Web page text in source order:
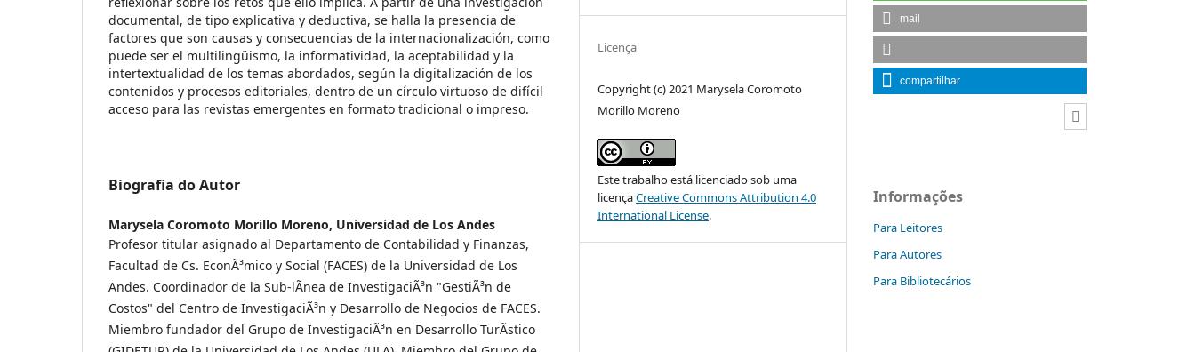
documental, de tipo explicativa y deductiva, se halla la presencia de
factores que son causas y consecuencias de la internacionalización, como
puede ser el multilingüismo, la informatividad, la aceptabilidad y la
intertextualidad de los temas abordados, según la digitalización de los
contenidos y procesos editoriales, dentro de un círculo virtuoso de difícil
acceso para las revistas emergentes en formato tradicional o impreso.
Biografia do Autor
Marysela Coromoto Morillo Moreno, Universidad de Los Andes
Profesor titular asignado al Departamento de Contabilidad y Finanzas,
Facultad de Cs. EconÃ³mico y Social (FACES) de la Universidad de Los
Andes. Coordinador de la Sub-lÃ­nea de InvestigaciÃ³n "GestiÃ³n de
Costos" del Centro de InvestigaciÃ³n y Desarrollo de Negocios de FACES.
Miembro fundador del Grupo de InvestigaciÃ³n en Desarrollo TurÃ­stico
Licença
Copyright (c) 2021 Marysela Coromoto
Morillo Moreno
Este trabalho está licenciado sob uma
licençaCreative Commons Attribution 4.0
International License.
mail
compartilhar
Informações
Para Leitores
Para Autores
Para Bibliotecários